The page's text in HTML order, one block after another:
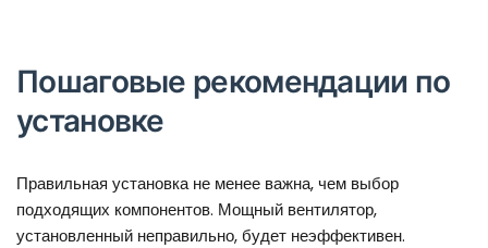
Пошаговые рекомендации по
установке
Правильная установка не менее важна, чем выбор
подходящих компонентов. Мощный вентилятор,
установленный неправильно, будет неэффективен.